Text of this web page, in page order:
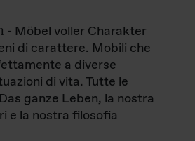
- Möbel voller Charakter
di carattere. Mobili che
a diverse
di vita. Tutte le
ganze Leben, la nostra
e la nostra filosofia